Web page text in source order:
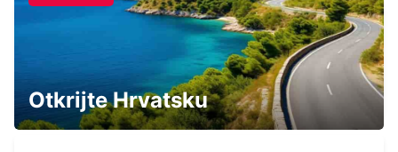
OURENSE MAIN STATION
OURENSE - SPAIN
Otkrijte Hrvatsku